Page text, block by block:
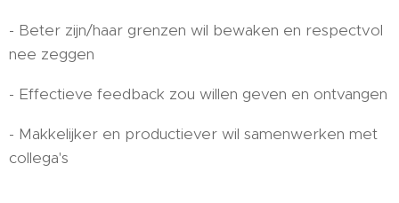
- Beter zijn/haar grenzen wil bewaken en respectvol
nee zeggen
- Effectieve feedback zou willen geven en ontvangen
- Makkelijker en productiever wil samenwerken met
collega's